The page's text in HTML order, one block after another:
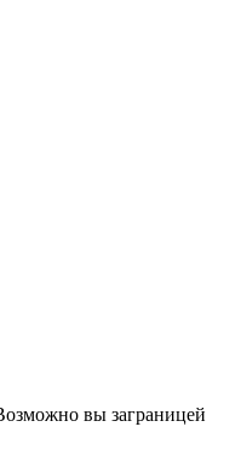
вы заграницей